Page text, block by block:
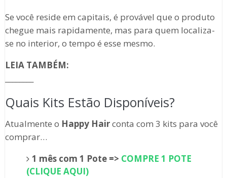
Se você reside em capitais, é provável que o produto
chegue mais rapidamente, mas para quem localiza-
se no interior, o tempo é esse mesmo.
LEIA TAMBÉM:
Quais Kits Estão Disponíveis?
Atualmente o Happy Hairconta com 3 kits para você
comprar…
1 mês com 1 Pote => COMPRE 1 POTE
(CLIQUE AQUI)